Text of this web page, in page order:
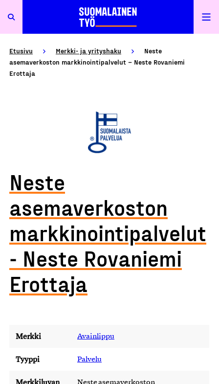
Etusivu Merkki- ja yrityshaku
Neste
asemaverkoston markkinointipalvelut – Neste Rovaniemi
Erottaja
Neste
asemaverkoston
markkinointipalvelut
- Neste Rovaniemi
Erottaja
Merkki Avainlippu
Tyyppi Palvelu
Neste asemaverkoston